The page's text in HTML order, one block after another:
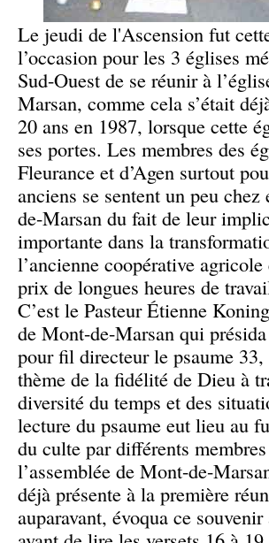
Le jeudi de l'Ascension fut
l’occasion pour les 3 églises
Sud-Ouest de se réunir à
Marsan, comme cela s’était
20 ans en 1987, lorsque cette
ses portes. Les membres des
Fleurance et d’Agen surtout
anciens se sentent un peu
de-Marsan du fait de leur
importante dans la
l’ancienne coopérative
prix de longues heures de
C’est le Pasteur Étienne
de Mont-de-Marsan qui
pour fil directeur le psaume
thème de la fidélité de Dieu à
diversité du temps et des
lecture du psaume eut lieu au
du culte par différents
l’assemblée de Mont-de-
déjà présente à la première
auparavant, évoqua ce